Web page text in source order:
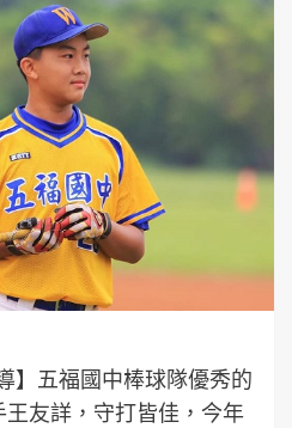
】五福國中棒球隊優秀的
友詳，守打皆佳，今年